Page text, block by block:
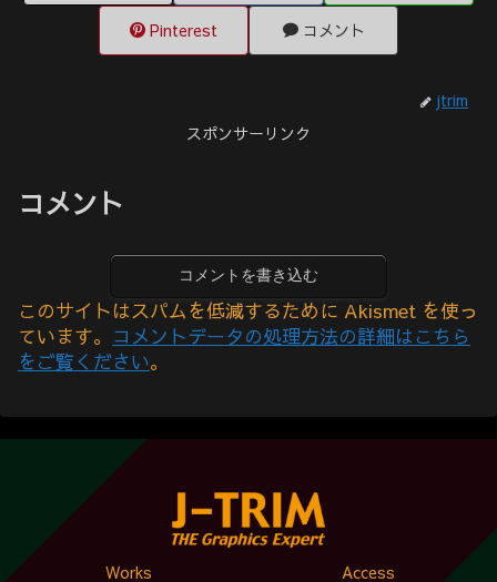
Pinterest コメント
jtrim
スポンサーリンク
コメント
コメントを書き込む
このサイトはスパムを低減するために Akismet を使っ
ています。 コメントデータの処理方法の詳細はこちら
をご覧ください。
Works Access